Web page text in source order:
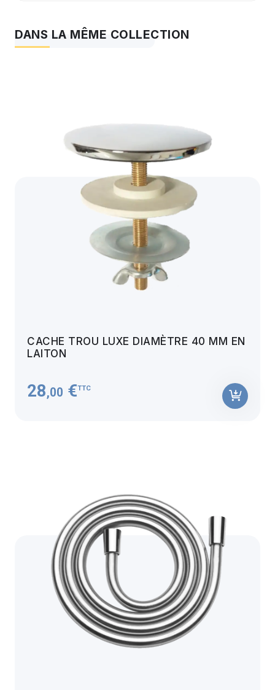
DANS LA MÊME COLLECTION
CACHE TROU LUXE DIAMÈTRE 40 MM EN
LAITON
28,00 €TTC